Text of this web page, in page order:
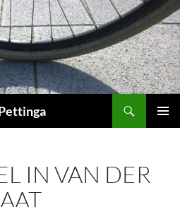
IN VAN DER